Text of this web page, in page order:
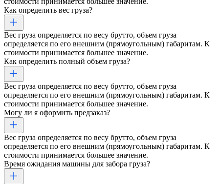
Как определить вес груза?
Вес груза определяется по весу брутто, объем груза
определяется по его внешним (прямоугольным) габаритам. К
стоимости принимается большее значение.
Как определить полный объем груза?
Вес груза определяется по весу брутто, объем груза
определяется по его внешним (прямоугольным) габаритам. К
стоимости принимается большее значение.
Могу ли я оформить предзаказ?
Вес груза определяется по весу брутто, объем груза
определяется по его внешним (прямоугольным) габаритам. К
стоимости принимается большее значение.
Время ожидания машины для забора груза?